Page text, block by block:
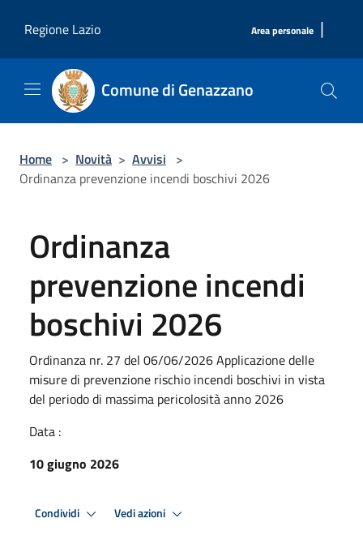
Regione Lazio
Area personale |
Comune di Genazzano
Home > Novità > Avvisi >
Ordinanza prevenzione incendi boschivi 2026
Ordinanza
prevenzione incendi
boschivi 2026
Ordinanza nr. 27 del 06/06/2026 Applicazione delle
misure di prevenzione rischio incendi boschivi in vista
del periodo di massima pericolosità anno 2026
Data :
10 giugno 2026
Condividi Vedi azioni